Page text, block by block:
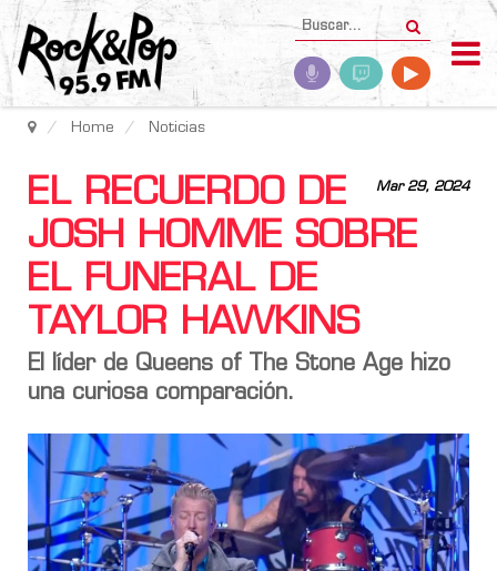
Home Noticias
Mar 29, 2024
EL RECUERDO DE
JOSH HOMME SOBRE
EL FUNERAL DE
TAYLOR HAWKINS
El líder de Queens of The Stone Age hizo
una curiosa comparación.